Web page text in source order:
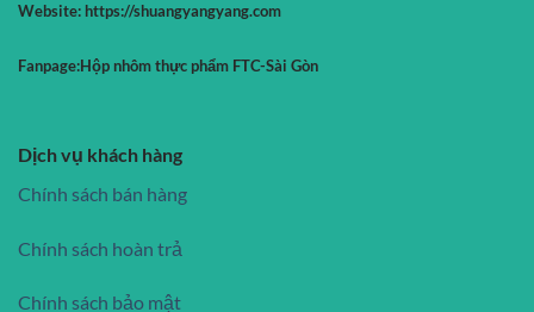
Website: https://shuangyangyang.com
Fanpage:Hộp nhôm thực phẩm FTC-Sài Gòn
Dịch vụ khách hàng
Chính sách bán hàng
Chính sách hoàn trả
Chính sách bảo mật